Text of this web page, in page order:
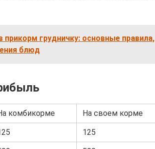
грудничку: основные правила,
блюд
комбикорме На своем корме
125